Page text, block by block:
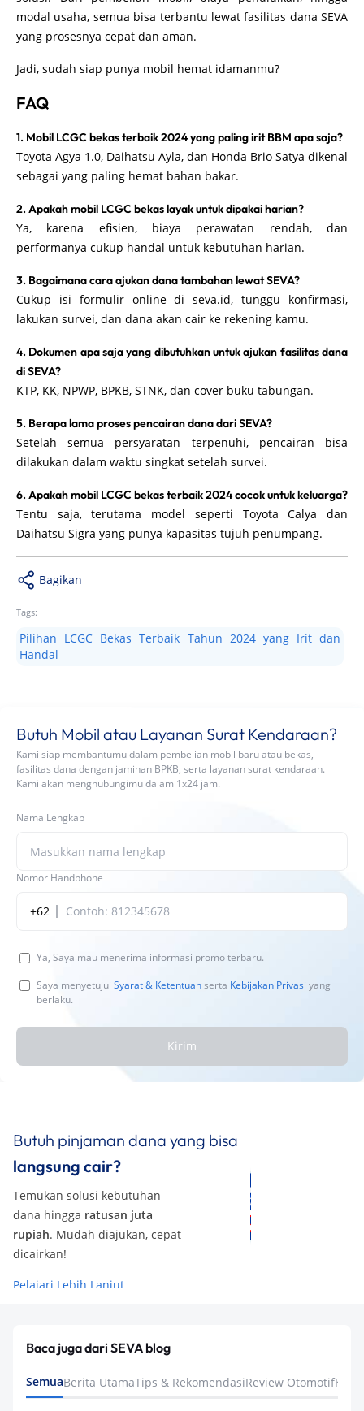
modal usaha, semua bisa terbantu lewat fasilitas dana SEVA
yang prosesnya cepat dan aman.
Jadi, sudah siap punya mobil hemat idamanmu?
FAQ
1. Mobil LCGC bekas terbaik 2024 yang paling irit BBM apa saja?
Toyota Agya 1.0, Daihatsu Ayla, dan Honda Brio Satya dikenal
sebagai yang paling hemat bahan bakar.
2. Apakah mobil LCGC bekas layak untuk dipakai harian?
Ya, karena efisien, biaya perawatan rendah, dan
performanya cukup handal untuk kebutuhan harian.
3. Bagaimana cara ajukan dana tambahan lewat SEVA?
Cukup isi formulir online di seva.id, tunggu konfirmasi,
lakukan survei, dan dana akan cair ke rekening kamu.
4. Dokumen apa saja yang dibutuhkan untuk ajukan fasilitas dana
di SEVA?
KTP, KK, NPWP, BPKB, STNK, dan cover buku tabungan.
5. Berapa lama proses pencairan dana dari SEVA?
Setelah semua persyaratan terpenuhi, pencairan bisa
dilakukan dalam waktu singkat setelah survei.
6. Apakah mobil LCGC bekas terbaik 2024 cocok untuk keluarga?
Tentu saja, terutama model seperti Toyota Calya dan
Daihatsu Sigra yang punya kapasitas tujuh penumpang.
Bagikan
Tags:
Pilihan LCGC Bekas Terbaik Tahun 2024 yang Irit dan
Handal
Butuh Mobil atau Layanan Surat Kendaraan?
Kami siap membantumu dalam pembelian mobil baru atau bekas,
fasilitas dana dengan jaminan BPKB, serta layanan surat kendaraan.
Kami akan menghubungimu dalam 1x24 jam.
Nama Lengkap
Nomor Handphone
+62
Ya, Saya mau menerima informasi promo terbaru.
Saya menyetujui Syarat & Ketentuanserta Kebijakan Privasi yang
berlaku.
Kirim
Butuh pinjaman dana yang bisa
langsung cair?
Temukan solusi kebutuhan
dana hingga ratusan juta
rupiah. Mudah diajukan, cepat
dicairkan!
Pelajari Lebih Lanjut
Baca juga dari SEVA blog
SemuaBerita UtamaTips & RekomendasiReview Otomotif